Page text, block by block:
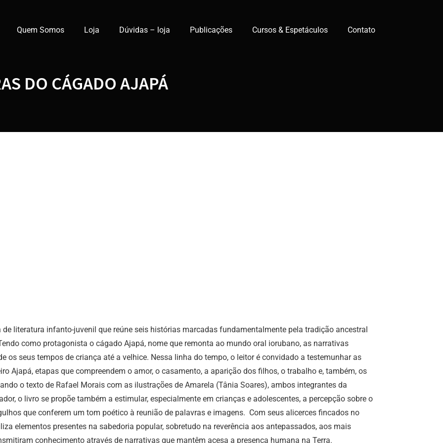
Quem Somos Loja Dúvidas – loja Publicações Cursos & Espetáculos Contato
DO CÁGADO AJAPÁ
de literatura infanto-juvenil que reúne seis histórias marcadas fundamentalmente pela tradição ancestral
como protagonista o cágado Ajapá, nome que remonta ao mundo oral iorubano, as narrativas
os seus tempos de criança até a velhice. Nessa linha do tempo, o leitor é convidado a testemunhar as
Ajapá, etapas que compreendem o amor, o casamento, a aparição dos filhos, o trabalho e, também, os
o texto de Rafael Morais com as ilustrações de Amarela (Tânia Soares), ambos integrantes da
o livro se propõe também a estimular, especialmente em crianças e adolescentes, a percepção sobre o
que conferem um tom poético à reunião de palavras e imagens. Com seus alicerces fincados no
elementos presentes na sabedoria popular, sobretudo na reverência aos antepassados, aos mais
conhecimento através de narrativas que mantêm acesa a presença humana na Terra.